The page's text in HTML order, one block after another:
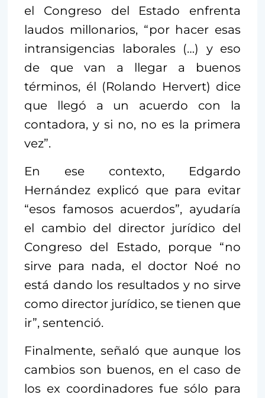
el Congreso del Estado enfrenta
laudos millonarios, “por hacer esas
intransigencias laborales (…) y eso
de que van a llegar a buenos
términos, él (Rolando Hervert) dice
que llegó a un acuerdo con la
contadora, y si no, no es la primera
vez”.
En ese contexto, Edgardo
Hernández explicó que para evitar
“esos famosos acuerdos”, ayudaría
el cambio del director jurídico del
Congreso del Estado, porque “no
sirve para nada, el doctor Noé no
está dando los resultados y no sirve
como director jurídico, se tienen que
ir”, sentenció.
Finalmente, señaló que aunque los
cambios son buenos, en el caso de
los ex coordinadores fue sólo para